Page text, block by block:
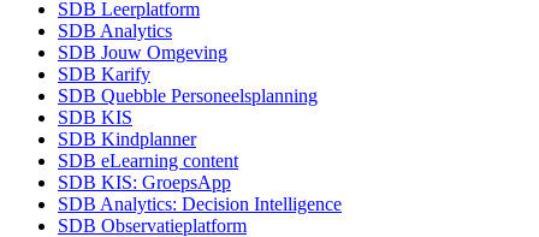
SDB Leerplatform
SDB Analytics
SDB Jouw Omgeving
SDB Karify
SDB Quebble Personeelsplanning
SDB KIS
SDB Kindplanner
SDB eLearning content
SDB KIS: GroepsApp
SDB Analytics: Decision Intelligence
SDB Observatieplatform